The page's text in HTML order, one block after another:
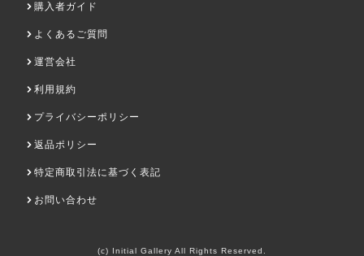
購入者ガイド
よくあるご質問
運営会社
利用規約
プライバシーポリシー
返品ポリシー
特定商取引法に基づく表記
お問い合わせ
(c) Initial Gallery All Rights Reserved.